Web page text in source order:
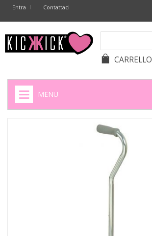
Entra Contattaci
CARRELLO
MENU
BATTERIE APPARECCHI ACUSTICI